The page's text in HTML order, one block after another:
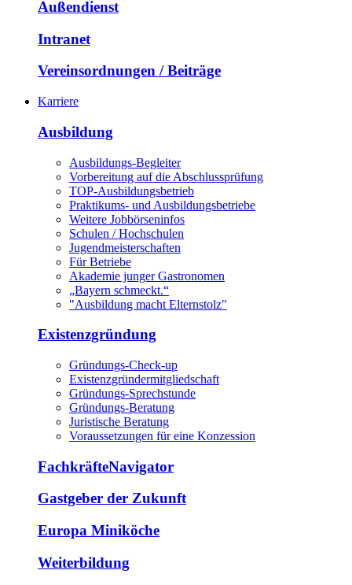
Außendienst
Intranet
Vereinsordnungen / Beiträge
Karriere
Ausbildung
Ausbildungs-Begleiter
Vorbereitung auf die Abschlussprüfung
TOP-Ausbildungsbetrieb
Praktikums- und Ausbildungsbetriebe
Weitere Jobbörseninfos
Schulen / Hochschulen
Jugendmeisterschaften
Für Betriebe
Akademie junger Gastronomen
„Bayern schmeckt.“
"Ausbildung macht Elternstolz"
Existenzgründung
Gründungs-Check-up
Existenzgründermitgliedschaft
Gründungs-Sprechstunde
Gründungs-Beratung
Juristische Beratung
Voraussetzungen für eine Konzession
FachkräfteNavigator
Gastgeber der Zukunft
Europa Miniköche
Weiterbildung